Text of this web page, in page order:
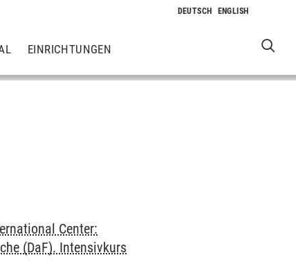
EINRICHTUNGEN
Center:
(DaF). Intensivkurs